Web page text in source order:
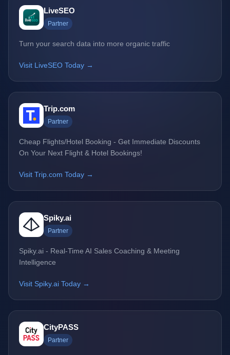
LiveSEO
Partner
Turn your search data into more organic traffic
Visit LiveSEO Today →
Trip.com
Partner
Cheap Flights/Hotel Booking - Get Immediate Discounts
On Your Next Flight & Hotel Bookings!
Visit Trip.com Today →
Spiky.ai
Partner
Spiky.ai - Real-Time AI Sales Coaching & Meeting
Intelligence
Visit Spiky.ai Today →
CityPASS
Partner